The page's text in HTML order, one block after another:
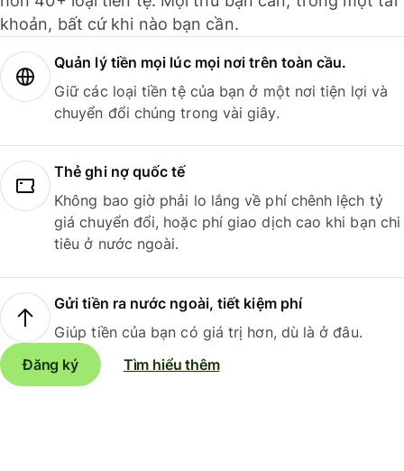
khoản, bất cứ khi nào bạn cần.
Quản lý tiền mọi lúc mọi nơi trên toàn cầu.
Giữ các loại tiền tệ của bạn ở một nơi tiện lợi và
chuyển đổi chúng trong vài giây.
Thẻ ghi nợ quốc tế
Không bao giờ phải lo lắng về phí chênh lệch tỷ
giá chuyển đổi, hoặc phí giao dịch cao khi bạn chi
tiêu ở nước ngoài.
Gửi tiền ra nước ngoài, tiết kiệm phí
Giúp tiền của bạn có giá trị hơn, dù là ở đâu.
Đăng ký
Tìm hiểu thêm